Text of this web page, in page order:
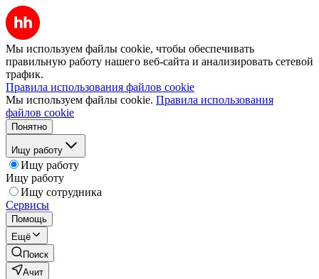
Мы используем файлы cookie, чтобы обеспечивать
правильную работу нашего веб-сайта и анализировать сетевой
трафик.
Правила использования файлов cookie
Мы используем файлы cookie. Правила использования
файлов cookie
Понятно
Ищу работу
Ищу работу
Ищу работу
Ищу сотрудника
Сервисы
Помощь
Ещё
Поиск
Ачит